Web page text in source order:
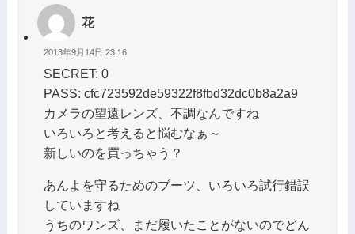
花
2013年9月14日 23:16
SECRET: 0
PASS: cfc723592de59322f8fbd32dc0b8a2a9
カメラの望遠レンズ、不調なんですね
いろいろと考えると悩むなぁ～
新しいのを買っちゃう？
あんよを守るためのブーツ、いろいろ試行錯誤
していますね
うちのワンズ、まだ履いたことがないのでどん